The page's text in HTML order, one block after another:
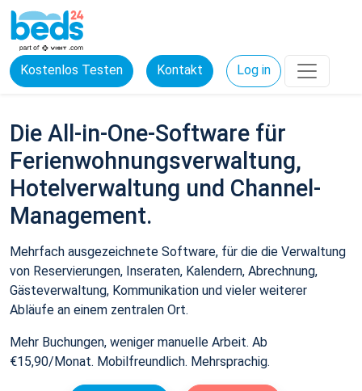
Kostenlos Testen Kontakt Log in
Die All-in-One-Software für
Ferienwohnungsverwaltung,
Hotelverwaltung und Channel-
Management.
Mehrfach ausgezeichnete Software, für die die Verwaltung
von Reservierungen, Inseraten, Kalendern, Abrechnung,
Gästeverwaltung, Kommunikation und vieler weiterer
Abläufe an einem zentralen Ort.
Mehr Buchungen, weniger manuelle Arbeit. Ab
€15,90/Monat. Mobilfreundlich. Mehrsprachig.